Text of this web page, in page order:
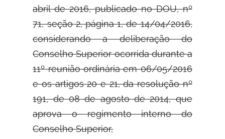
abril de 2016, publicado no DOU, nº
71, seção 2, página 1, de 14/04/2016,
considerando a deliberação do
Conselho Superior ocorrida durante a
11º reunião ordinária em 06/05/2016
e os artigos 20 e 21, da resolução nº
191, de 08 de agosto de 2014, que
aprova o regimento interno do
Conselho Superior,